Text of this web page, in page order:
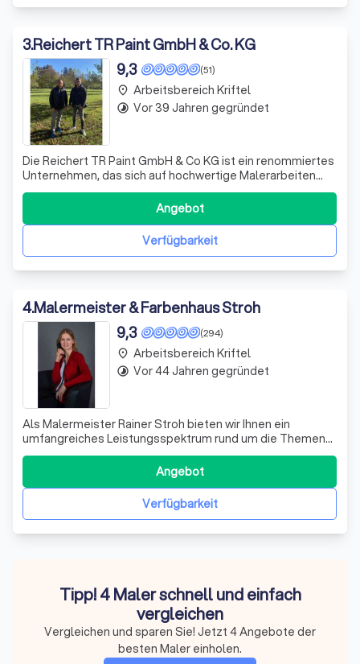
3.Reichert TR Paint GmbH & Co. KG
(51)
9,3
Die Reichert TR Paint GmbH & Co KG ist ein renommiertes
Unternehmen, das sich auf hochwertige Malerarbeiten
spezialisiert hat. Unter der Leitung von Thomas Reichert
setzen wir auf Qualität und Professionalität. Unser
engagiertes Team ist stets bemüht, die Wünsche unserer
Kunden zu erfüllen und überzVerfügbarkeit
Angebot
place Arbeitsbereich Kriftel
timelapse Vor 39 Jahren gegründet
4.Malermeister & Farbenhaus Stroh
(294)
9,3
Als Malermeister Rainer Stroh bieten wir Ihnen ein
umfangreiches Leistungsspektrum rund um die Themen
Malerei, Renovierung und Innenausstattung. Unser
Angebot reicht von der klassischen Malerarbeit über
dekorative Lasur- und Spachteltechniken bis hin zur
Schimmelbekämpfung mit innovativen Lösungen w
Verfügbarkeit
Angebot
place Arbeitsbereich Kriftel
timelapse Vor 44 Jahren gegründet
Tipp! 4 Maler schnell und einfach
vergleichen
Vergleichen und sparen Sie! Jetzt 4 Angebote der
besten Maler einholen.